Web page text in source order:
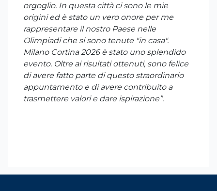
orgoglio. In questa città ci sono le mie
origini ed è stato un vero onore per me
rappresentare il nostro Paese nelle
Olimpiadi che si sono tenute "in casa".
Milano Cortina 2026 è stato uno splendido
evento. Oltre ai risultati ottenuti, sono felice
di avere fatto parte di questo straordinario
appuntamento e di avere contribuito a
trasmettere valori e dare ispirazione”.